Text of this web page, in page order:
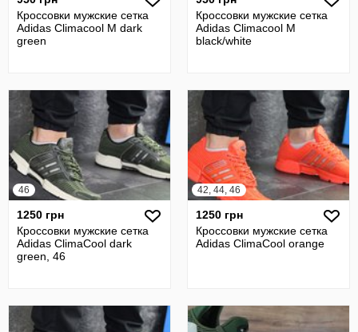
Кроссовки мужские сетка
Adidas Climacool M dark
green
Кроссовки мужские сетка
Adidas Climacool M
black/white
46
1250 грн
Кроссовки мужские сетка
Adidas ClimaCool dark
green, 46
42, 44, 46
1250 грн
Кроссовки мужские сетка
Adidas ClimaCool orange